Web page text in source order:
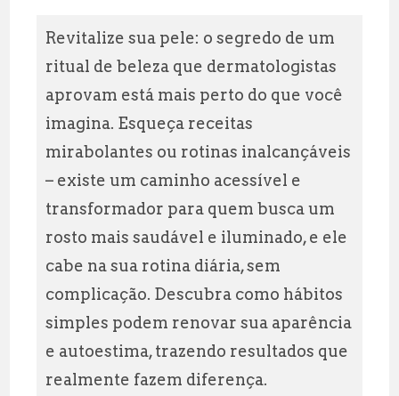
ai
l
at
s
A
p
p
e
g
r
a
m
a
r
e
Revitalize sua pele: o segredo de um
ritual de beleza que dermatologistas
aprovam está mais perto do que você
imagina. Esqueça receitas
mirabolantes ou rotinas inalcançáveis
– existe um caminho acessível e
transformador para quem busca um
rosto mais saudável e iluminado, e ele
cabe na sua rotina diária, sem
complicação. Descubra como hábitos
simples podem renovar sua aparência
e autoestima, trazendo resultados que
realmente fazem diferença.